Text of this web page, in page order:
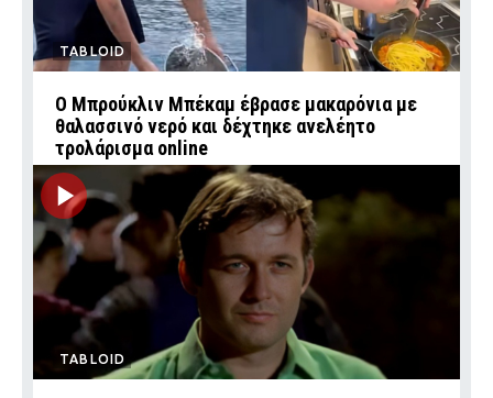
TABLOID
Ο Μπρούκλιν Μπέκαμ έβρασε μακαρόνια με
θαλασσινό νερό και δέχτηκε ανελέητο
τρολάρισμα online
TABLOID